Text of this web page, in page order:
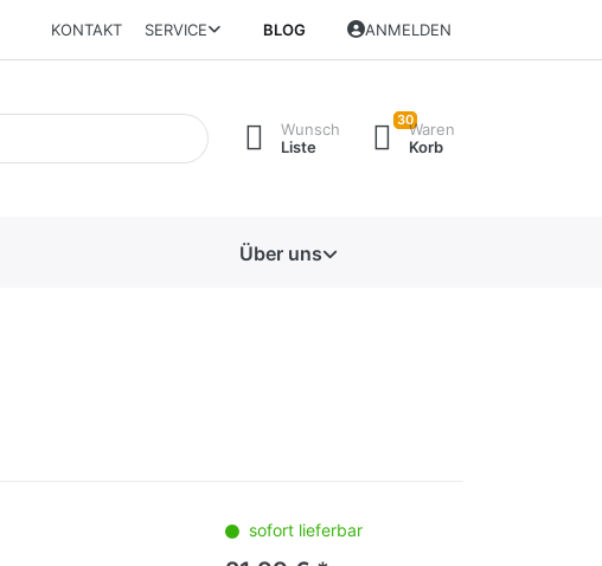
KONTAKT SERVICE BLOG ANMELDEN
Wunsch
Liste
30Waren
Korb
Über uns
sofort lieferbar